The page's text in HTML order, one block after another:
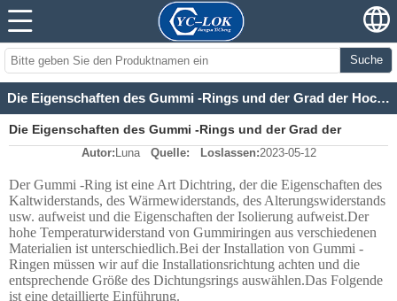
Suche
Die Eigenschaften des Gummi -Rings und der Grad der Hochtemperaturwiderstand verschiedener Materiali
Die Eigenschaften des Gummi -Rings und der Grad der
Hochtemperaturwiderstand verschiedener Materiali
Autor: Luna Quelle: Loslassen:2023-05-12
Der Gummi -Ring ist eine Art Dichtring, der die Eigenschaften des
Kaltwiderstands, des Wärmewiderstands, des Alterungswiderstands
usw. aufweist und die Eigenschaften der Isolierung aufweist.Der
hohe Temperaturwiderstand von Gummiringen aus verschiedenen
Materialien ist unterschiedlich.Bei der Installation von Gummi -
Ringen müssen wir auf die Installationsrichtung achten und die
entsprechende Größe des Dichtungsrings auswählen.Das Folgende
ist eine detaillierte Einführung.